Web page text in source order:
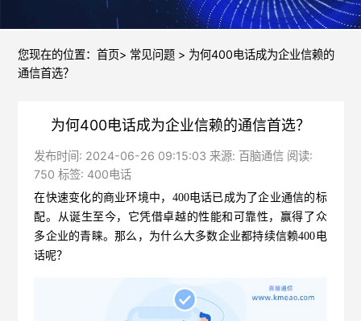
您现在的位置： 首页> 常见问题> 为何400电话成为企业信赖的
通信首选？
为何400电话成为企业信赖的通信首选？
发布时间: 2024-06-26 09:15:03 来源: 百脑通信 阅读:
750 标签: 400电话
在快速变化的商业环境中， 400电话已成为了企业通信的标
配。从诞生至今，它凭借卓越的性能和可靠性，赢得了众
多企业的青睐。那么，为什么大多数企业都持续信赖400电
话呢？